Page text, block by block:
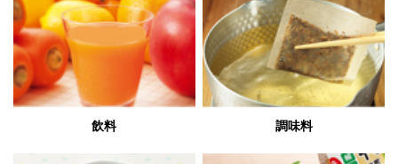
飲料 調味料